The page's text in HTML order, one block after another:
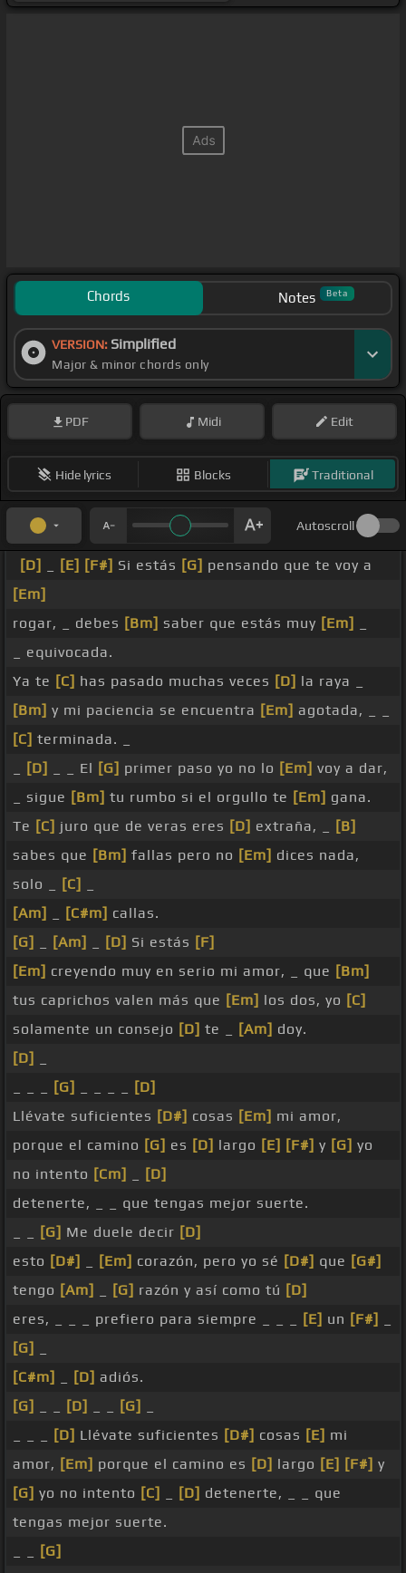
Chords Notes Beta
VERSION: Simplified
Major & minor chords only
PDF Midi Edit
Hide lyrics Blocks Traditional
Autoscroll
[D] [E] [F#] Si estás [G] pensando que te voy a
[Em]
rogar, _ debes [Bm] saber que estás muy [Em]
_ equivocada.
Ya te [C] has pasado muchas veces [D] la raya _
[Bm] y mi paciencia se encuentra [Em] agotada, _ _
[C] terminada. _
[D] _ _ El [G] primer paso yo no lo [Em] voy a dar,
_ sigue [Bm] tu rumbo si el orgullo te [Em] gana.
Te [C] juro que de veras eres [D] extraña, _
[B]
sabes que [Bm] fallas pero no [Em] dices nada,
solo _
[C]
[Am]
[C#m] callas.
[G]
[Am] [D] Si estás [F]
[Em] creyendo muy en serio mi amor, _ que [Bm]
tus caprichos valen más que [Em] los dos, yo [C]
solamente un consejo [D] te _ [Am] doy.
[D]
[G]
[D]
Llévate suficientes [D#] cosas [Em] mi amor,
porque el camino [G] es [D] largo [E] [F#] y [G] yo
no intento [Cm]
[D]
detenerte, _ _ que tengas mejor suerte.
[G] Me duele decir [D]
esto [D#] [Em] corazón, pero yo sé [D#] que [G#]
tengo [Am] [G] razón y así como tú [D]
eres, _ _ _ prefiero para siempre _ _ _
[E] un [F#]
[G]
[C#m]
[D] adiós.
[G]
[D] [G]
[D] Llévate suficientes [D#] cosas [E] mi
amor, [Em] porque el camino es [D] largo [E] [F#] y
[G] yo no intento [C] [D] detenerte, _ _ que
tengas mejor suerte.
[G]